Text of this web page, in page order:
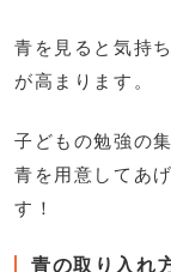
青を見ると気持
が高まります。
子どもの勉強の
青を用意してあ
す！
青の取り入れ